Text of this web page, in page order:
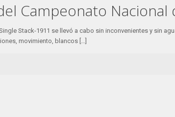
Campeonato Nacional
Stack-1911 se llevó a cabo sin inconvenientes y sin
movimiento, blancos […]